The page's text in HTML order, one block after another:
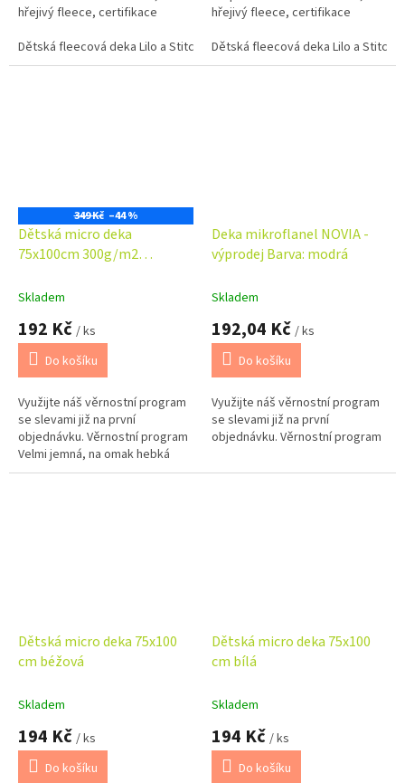
hřejivý fleece, certifikace
i jako dárek pro malé fanoušky...
Dětská fleecová deka Lilo a Stitch Blue 100x150 cm
hřejivý fleece, certifikace
i jako dárek pro malé fanoušky...
Dětská fleecová deka Lilo a Stitch
349 Kč –44 %
Dětská micro deka
75x100cm 300g/m2
Skladem
192 Kč / ks
Do košíku
Využijte náš věrnostní program
se slevami již na první
objednávku. Věrnostní program
Velmi jemná, na omak hebká
deka je vyrobena ze 100%
Deka mikroflanel NOVIA -
výprodej Barva: modrá
Skladem
192,04 Kč / ks
Do košíku
Využijte náš věrnostní program
se slevami již na první
objednávku. Věrnostní program
Dětská micro deka 75x100
cm béžová
Skladem
194 Kč / ks
Do košíku
Dětská micro deka 75x100
cm bílá
Skladem
194 Kč / ks
Do košíku